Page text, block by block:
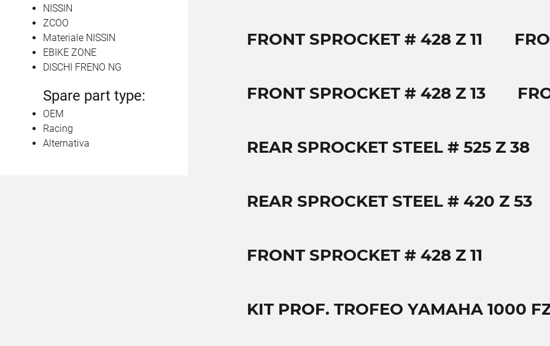
FRONT SPROCKET # 428 Z 11
FRONT SPROCKET # 428 Z 13
REAR SPROCKET STEEL # 525 Z 38
REAR SPROCKET STEEL # 420 Z 53
FRONT SPROCKET # 428 Z 11
KIT PROF. TROFEO YAMAHA 1000
NISSIN
ZCOO
Materiale NISSIN
EBIKE ZONE
DISCHI FRENO NG
Spare part type:
OEM
Racing
Alternativa